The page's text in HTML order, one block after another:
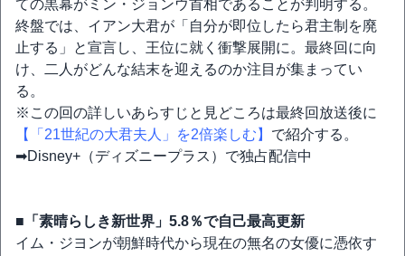
ての黒幕がミン・ジョンウ首相であることが判明する。
終盤では、イアン大君が「自分が即位したら君主制を廃
止する」と宣言し、王位に就く衝撃展開に。最終回に向
け、二人がどんな結末を迎えるのか注目が集まってい
る。
※この回の詳しいあらすじと見どころは最終回放送後に
【「21世紀の大君夫人」を2倍楽しむ】 で紹介する。
➡Disney+（ディズニープラス）で独占配信中
■「素晴らしき新世界」5.8％で自己最高更新
イム・ジヨンが朝鮮時代から現在の無名の女優に憑依す